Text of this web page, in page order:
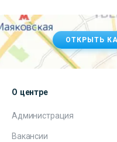
ОТКРЫТЬ
О центре
Администрация
Вакансии